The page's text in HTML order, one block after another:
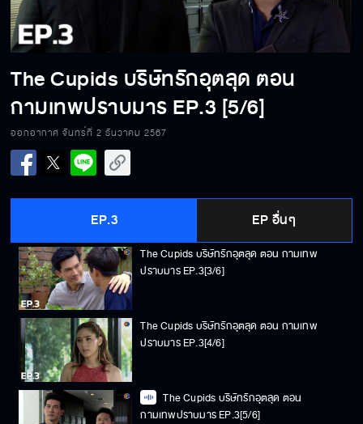
Video
The Cupids บริษัทรักอุตลุด ตอน
กามเทพปราบมารEP.3 [5/6]
ออกอากาศ จันทร์ที่ 2 ธันวาคม 2567
EP.3 EP อื่นๆ
The Cupids บริษัทรักอุตลุด ตอน กามเทพ
ปราบมาร EP.3[1/6]
ปราบมาร EP.3[2/6]
The Cupids บริษัทรักอุตลุด ตอน กามเทพ
ปราบมาร EP.3[3/6]
The Cupids บริษัทรักอุตลุด ตอน กามเทพ
ปราบมาร EP.3[4/6]
The Cupids บริษัทรักอุตลุด ตอน
กามเทพปราบมาร EP.3[5/6]